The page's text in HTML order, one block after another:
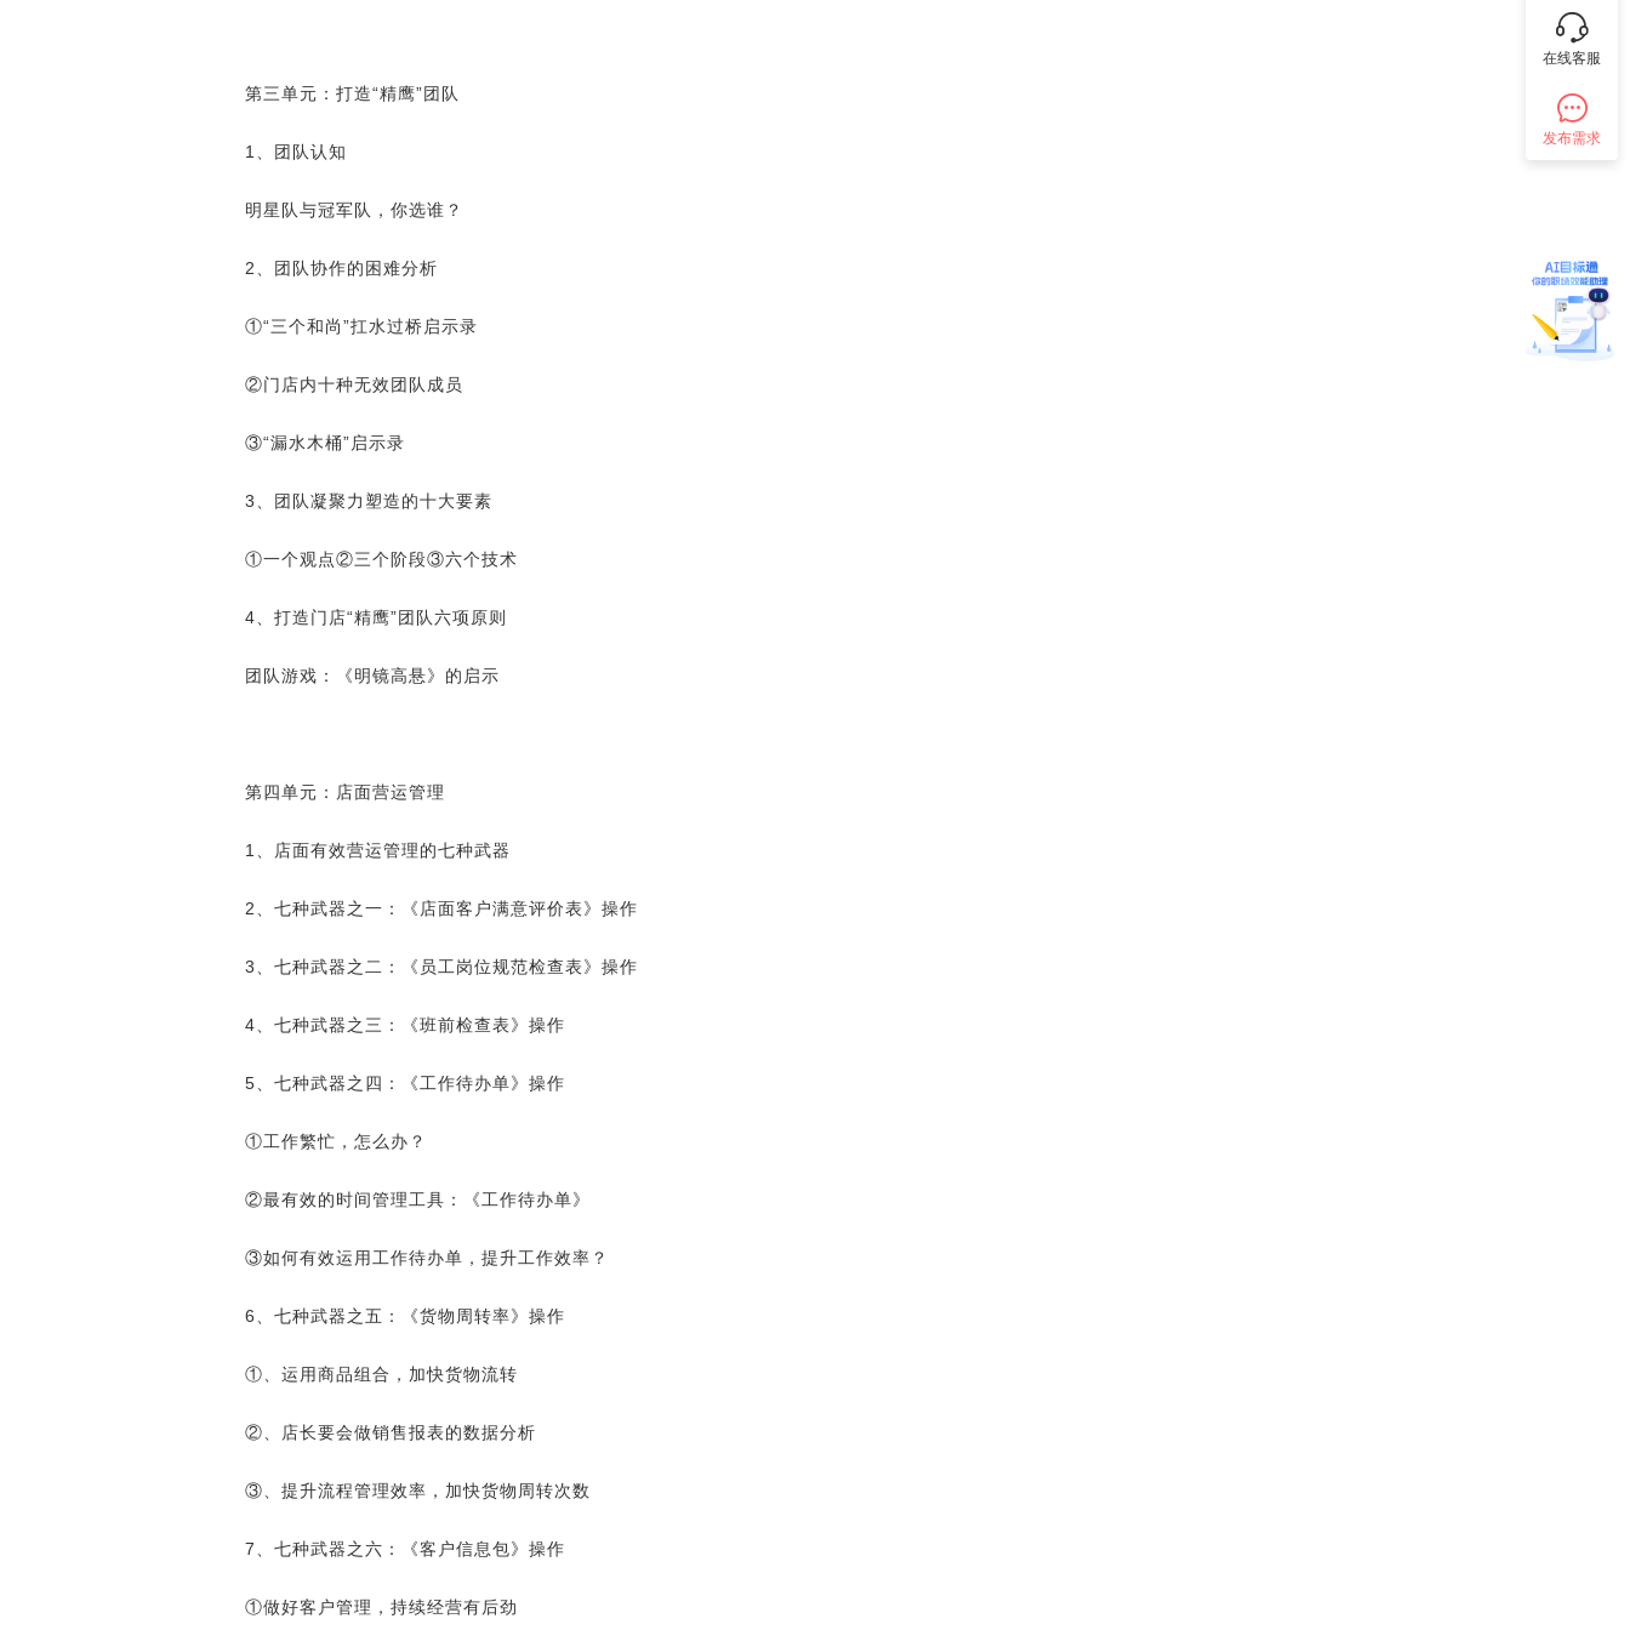
第三单元：打造“精鹰”团队
1、团队认知
明星队与冠军队，你选谁？
2、团队协作的困难分析
①“三个和尚”扛水过桥启示录
②门店内十种无效团队成员
③“漏水木桶”启示录
3、团队凝聚力塑造的十大要素
①一个观点②三个阶段③六个技术
4、打造门店“精鹰”团队六项原则
团队游戏：《明镜高悬》的启示
第四单元：店面营运管理
1、店面有效营运管理的七种武器
2、七种武器之一：《店面客户满意评价表》操作
3、七种武器之二：《员工岗位规范检查表》操作
4、七种武器之三：《班前检查表》操作
5、七种武器之四：《工作待办单》操作
①工作繁忙，怎么办？
②最有效的时间管理工具：《工作待办单》
③如何有效运用工作待办单，提升工作效率？
6、七种武器之五：《货物周转率》操作
①、运用商品组合，加快货物流转
②、店长要会做销售报表的数据分析
③、提升流程管理效率，加快货物周转次数
7、七种武器之六：《客户信息包》操作
①做好客户管理，持续经营有后劲
在线客服
发布需求